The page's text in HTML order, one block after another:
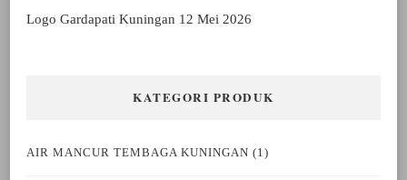
Logo Gardapati Kuningan 12 Mei 2026
KATEGORI PRODUK
AIR MANCUR TEMBAGA KUNINGAN (1)